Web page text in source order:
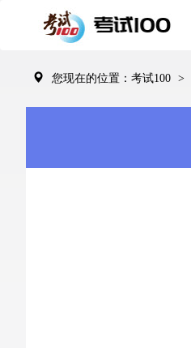
您现在的位置：考试100 >